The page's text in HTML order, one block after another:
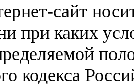
сайт
при каких
кодекса